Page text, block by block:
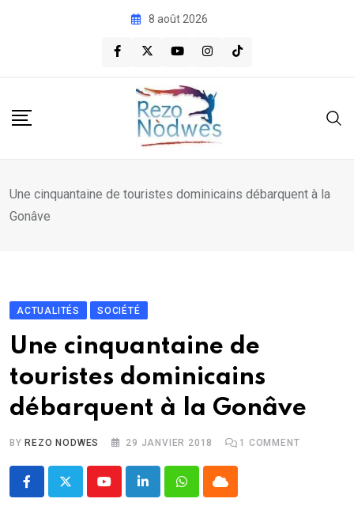
8 août 2026
Une cinquantaine de touristes dominicains débarquent à la
Gonâve
ACTUALITÉS SOCIÉTÉ
Une cinquantaine de
touristes dominicains
débarquent à la Gonâve
BY REZO NODWES 29 JANVIER 2018 1 COMMENT
YoutubeLinkedInWhatsappCloud